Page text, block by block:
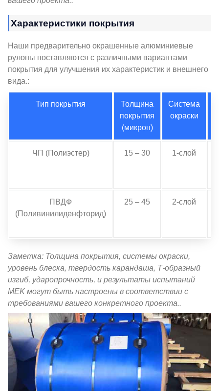
Характеристики покрытия
Наши предварительно окрашенные алюминиевые
рулоны поставляются с различными вариантами
покрытия для улучшения их характеристик и внешнего
вида.:
Тип покрытия
Толщина
покрытия
(микрон)
Система
окраски
ЧП (Полиэстер) 15 – 30 1-слой
ПВДФ
(Поливинилиденфторид)
25 – 45 2-слой
Заметка: Толщина покрытия, системы окраски,
уровень блеска, твердость карандаша, Т-образный
изгиб, ударопрочность, и результаты испытаний
MEK могут быть настроены в соответствии с
требованиями вашего конкретного проекта..